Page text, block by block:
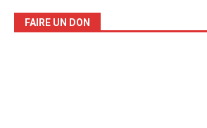
FAIRE UN DON